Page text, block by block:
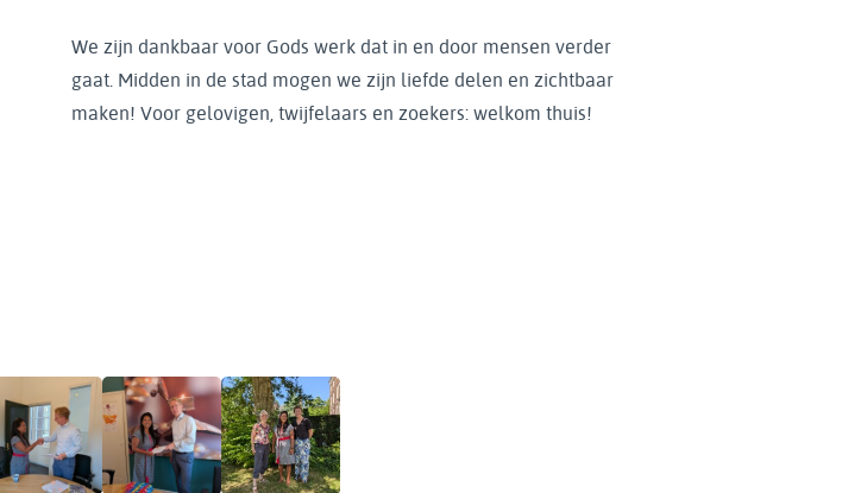
We zijn dankbaar voor Gods werk dat in en door mensen verder
gaat. Midden in de stad mogen we zijn liefde delen en zichtbaar
maken! Voor gelovigen, twijfelaars en zoekers: welkom thuis!